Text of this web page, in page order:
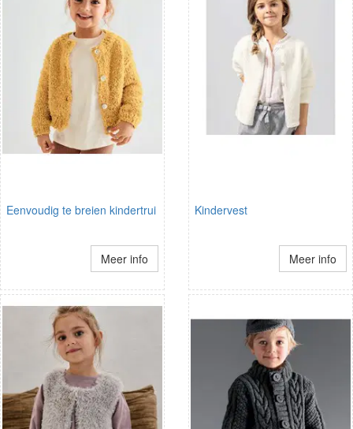
Eenvoudig te breien kindertrui
Meer info
Kindervest
Meer info